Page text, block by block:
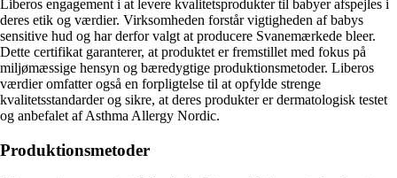
Liberos engagement i at levere kvalitetsprodukter til babyer afspejles i
deres etik og værdier. Virksomheden forstår vigtigheden af ​​babys
sensitive hud og har derfor valgt at producere Svanemærkede bleer.
Dette certifikat garanterer, at produktet er fremstillet med fokus på
miljømæssige hensyn og bæredygtige produktionsmetoder. Liberos
værdier omfatter også en forpligtelse til at opfylde strenge
kvalitetsstandarder og sikre, at deres produkter er dermatologisk testet
og anbefalet af Asthma Allergy Nordic.
Produktionsmetoder